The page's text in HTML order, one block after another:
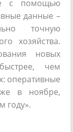
с помощью
данные –
точную
хозяйства.
новых
чем
оперативные
в ноябре,
году».